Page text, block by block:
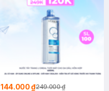
144.000 ₫249.000 ₫